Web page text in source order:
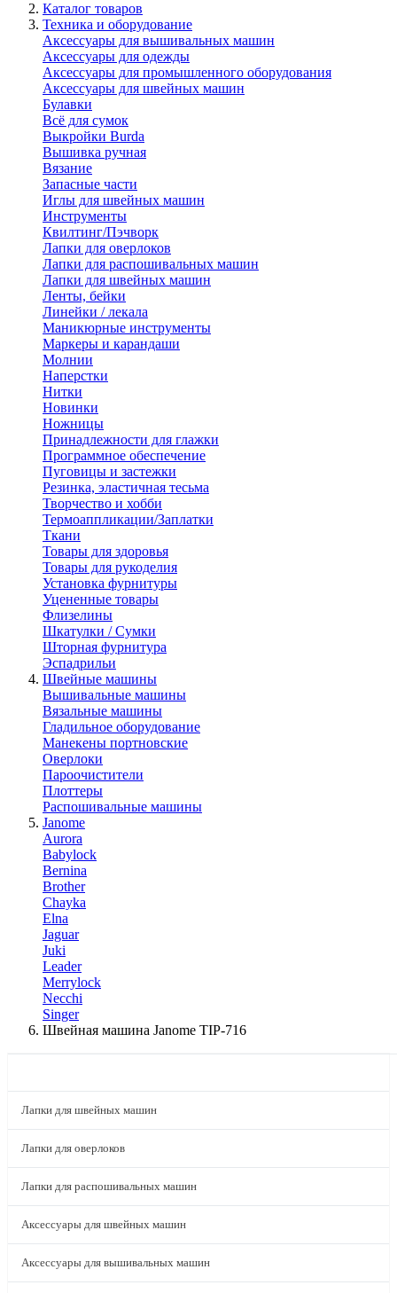
Каталог товаров
Техника и оборудование
Аксессуары для вышивальных машин
Аксессуары для одежды
Аксессуары для промышленного оборудования
Аксессуары для швейных машин
Булавки
Всё для сумок
Выкройки Burda
Вышивка ручная
Вязание
Запасные части
Иглы для швейных машин
Инструменты
Квилтинг/Пэчворк
Лапки для оверлоков
Лапки для распошивальных машин
Лапки для швейных машин
Ленты, бейки
Линейки / лекала
Маникюрные инструменты
Маркеры и карандаши
Молнии
Наперстки
Нитки
Новинки
Ножницы
Принадлежности для глажки
Программное обеспечение
Пуговицы и застежки
Резинка, эластичная тесьма
Творчество и хобби
Термоаппликации/Заплатки
Ткани
Товары для здоровья
Товары для рукоделия
Установка фурнитуры
Уцененные товары
Флизелины
Шкатулки / Сумки
Шторная фурнитура
Эспадрильи
Швейные машины
Вышивальные машины
Вязальные машины
Гладильное оборудование
Манекены портновские
Оверлоки
Пароочистители
Плоттеры
Распошивальные машины
Janome
Aurora
Babylock
Bernina
Brother
Chayka
Elna
Jaguar
Juki
Leader
Merrylock
Necchi
Singer
Швейная машина Janome TIP-716
Лапки для швейных машин
Лапки для оверлоков
Лапки для распошивальных машин
Аксессуары для швейных машин
Аксессуары для вышивальных машин